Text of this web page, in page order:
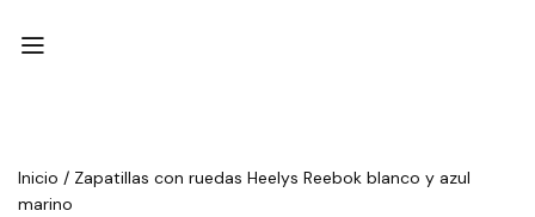
Inicio / Zapatillas con ruedas Heelys Reebok blanco y azul
marino